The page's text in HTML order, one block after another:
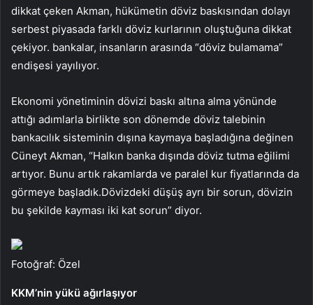
dikkat çeken Akman, hükümetin döviz baskısından dolayı
serbest piyasada farklı döviz kurlarının oluştuğuna dikkat
çekiyor. bankalar, insanların arasında “döviz bulamama”
endişesi yayılıyor.
Ekonomi yönetiminin dövizi baskı altına alma yönünde
attığı adımlarla birlikte son dönemde döviz talebinin
bankacılık sisteminin dışına kaymaya başladığına değinen
Cüneyt Akman, “Halkın banka dışında döviz tutma eğilimi
artıyor. Bunu artık rakamlarda ve paralel kur fiyatlarında da
görmeye başladık.Dövizdeki düşüş ayrı bir sorun, dövizin
bu şekilde kayması iki kat sorun” diyor.
Fotoğraf: Özel
KKM’nin yükü ağırlaşıyor